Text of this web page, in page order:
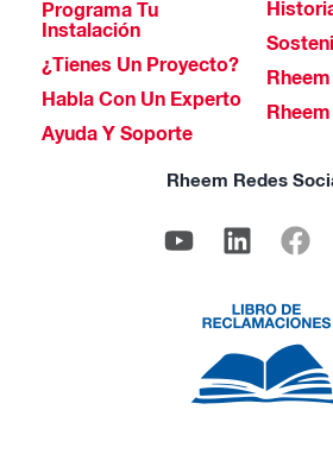
Programa Tu
Instalación
¿Tienes Un Proyecto?
Habla Con Un Experto
Ayuda Y Soporte
Rheem Redes